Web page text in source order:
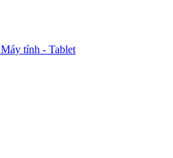
Máy tính - Tablet